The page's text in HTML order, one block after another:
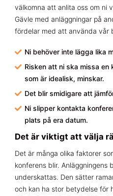
välkomna att anlita oss om ni
Gävle med anläggningar på
fördelar med att använda vår
Ni behöver inte lägga lika
Risken att ni ska missa en
som är idealisk, minskar.
Det blir smidigare att
Ni slipper kontakta
plats på era datum.
Det är viktigt att välja
Det är många olika faktorer
konferens blir. Anläggningens
underskattas. Den sätter
och kan ha stor betydelse för